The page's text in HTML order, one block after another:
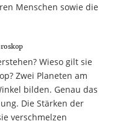
Menschen sowie die
Wieso gilt sie
Zwei Planeten am
bilden. Genau das
Die Stärken der
verschmelzen